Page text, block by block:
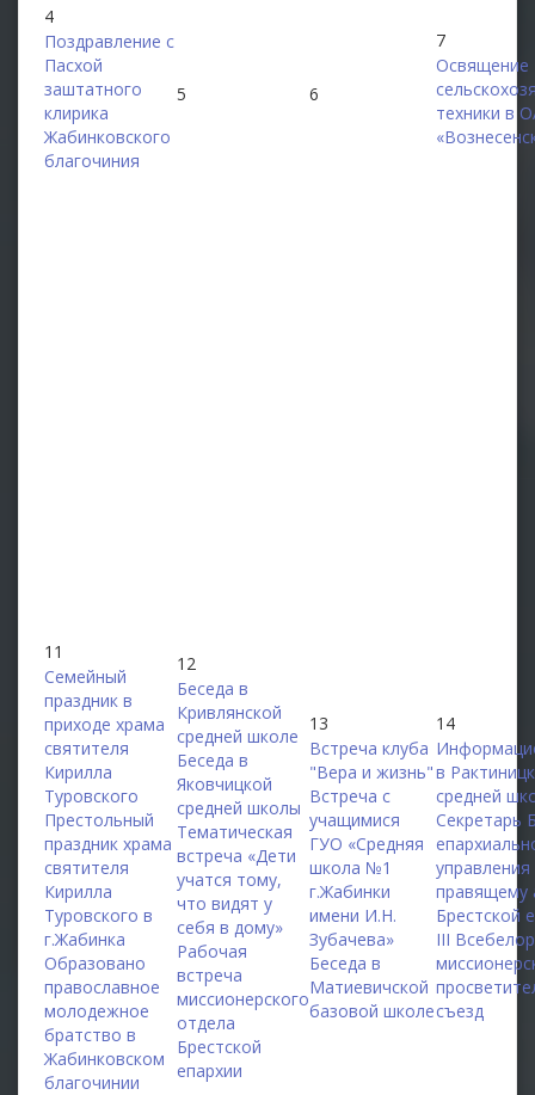
4
Поздравление с
Пасхой
заштатного
клирика
Жабинковского
благочиния
5 6
7
Освящение
техники в
11
Семейный
праздник в
приходе храма
святителя
Кирилла
Туровского
Престольный
праздник храма
святителя
Кирилла
Туровского в
г.Жабинка
Образовано
православное
молодежное
братство в
Жабинковском
благочинии
12
Беседа в
Кривлянской
средней школе
Беседа в
Яковчицкой
средней школы
Тематическая
встреча «Дети
учатся тому,
что видят у
себя в дому»
Рабочая
встреча
миссионерского
отдела
Брестской
епархии
13
Встреча клуба
"Вера и жизнь"
Встреча с
учащимися
ГУО «Средняя
школа №1
г.Жабинки
имени И.Н.
Зубачева»
Беседа в
Матиевичской
базовой школе
14
в
средней
Секретарь
правящему
Брестской
III
съезд